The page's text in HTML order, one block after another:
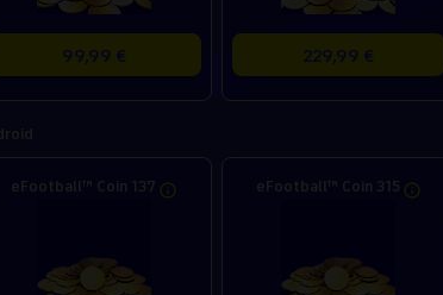
99,99 € 229,99 €
eFootball™ Coin 137 eFootball™ Coin 315